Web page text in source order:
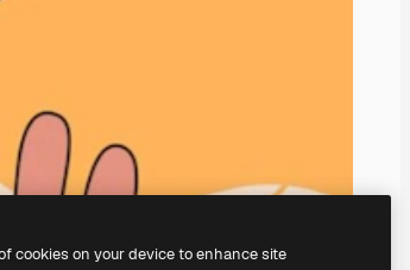
cookies on your device to enhance site